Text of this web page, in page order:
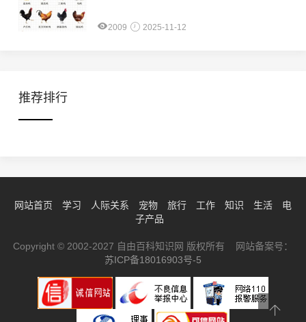
2009 2025-11-12
推荐排行
网站首页 学习 人际关系 宠物 旅行 工作 知识 生活
电
子产品
Copyright © 2002-2027 自由百科知识网 版权所有 网站备案号：
苏ICP备18016903号-5